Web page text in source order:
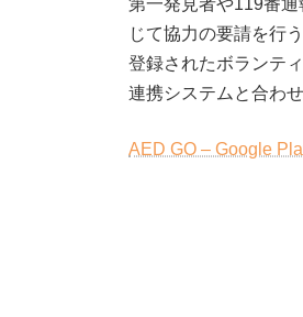
第一発見者や119番
じて協力の要請を行
登録されたボランテ
連携システムと合わ
AED GO – Google